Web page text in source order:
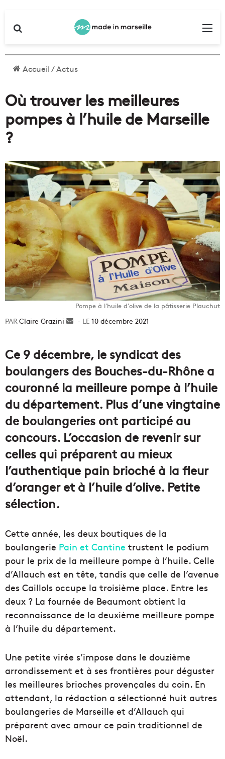
Accueil/Actus
Où trouver les meilleures
pompes à l’huile de Marseille
?
Pompe à l'huile d'olive de la pâtisserie Plauchut
Claire Grazini
Envoyer10 décembre 2021
Ce 9 décembre, le syndicat des
boulangers des Bouches-du-Rhône a
couronné la meilleure pompe à l’huile
du département. Plus d’une vingtaine
de boulangeries ont participé au
concours. L’occasion de revenir sur
celles qui préparent au mieux
l’authentique pain brioché à la fleur
d’oranger et à l’huile d’olive. Petite
sélection.
Cette année, les deux boutiques de la
boulangerie Pain et Cantine trustent le podium
pour le prix de la meilleure pompe à l’huile. Celle
d’Allauch est en tête, tandis que celle de l’avenue
des Caillols occupe la troisième place. Entre les
deux ? La fournée de Beaumont obtient la
reconnaissance de la deuxième meilleure pompe
à l’huile du département.
Une petite virée s’impose dans le douzième
arrondissement et à ses frontières pour déguster
les meilleures brioches provençales du coin. En
attendant, la rédaction a sélectionné huit autres
boulangeries de Marseille et d’Allauch qui
préparent avec amour ce pain traditionnel de
Noël.